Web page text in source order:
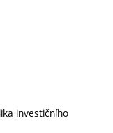
investičního